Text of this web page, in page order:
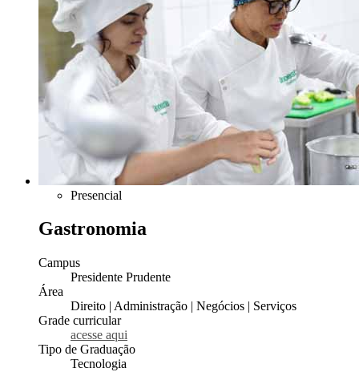
Presencial
Gastronomia
Campus
Presidente Prudente
Área
Direito | Administração | Negócios | Serviços
Grade curricular
acesse aqui
Tipo de Graduação
Tecnologia